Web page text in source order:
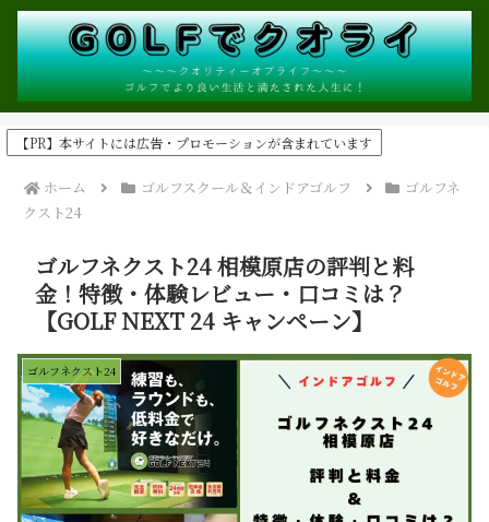
【PR】本サイトには広告・プロモーションが含まれています
ホーム ゴルフスクール＆インドアゴルフ
ゴルフネ
クスト24
ゴルフネクスト24 相模原店の評判と料
金！特徴・体験レビュー・口コミは？
【GOLF NEXT 24 キャンペーン】
ゴルフネクスト24